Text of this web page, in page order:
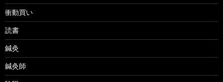
衝動買い
読書
鍼灸
鍼灸師